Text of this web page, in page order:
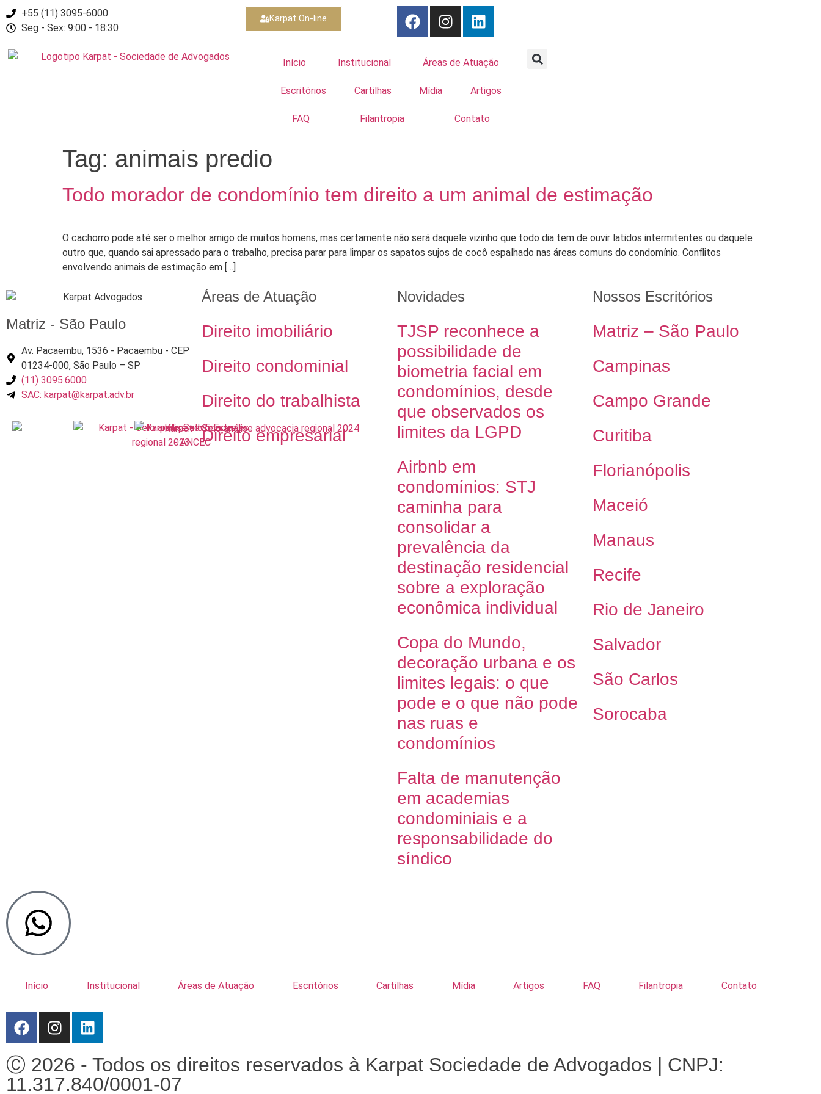
+55 (11) 3095-6000
Seg - Sex: 9:00 - 18:30
Karpat On-line
Início Institucional Áreas de Atuação
Escritórios Cartilhas Mídia Artigos
FAQ Filantropia Contato
Tag: animais predio
Todo morador de condomínio tem direito a um animal de estimação
O cachorro pode até ser o melhor amigo de muitos homens, mas certamente não será daquele vizinho que todo dia tem de ouvir latidos intermitentes ou daquele
outro que, quando sai apressado para o trabalho, precisa parar para limpar os sapatos sujos de cocô espalhado nas áreas comuns do condomínio. Conflitos
envolvendo animais de estimação em […]
Matriz - São Paulo
Av. Pacaembu, 1536 - Pacaembu - CEP
01234-000, São Paulo – SP
(11) 3095.6000
SAC: karpat@karpat.adv.br
Áreas de Atuação
Direito imobiliário
Direito condominial
Direito do trabalhista
Direito empresarial
Novidades
TJSP reconhece a
possibilidade de
biometria facial em
condomínios, desde
que observados os
limites da LGPD
Airbnb em
condomínios: STJ
caminha para
consolidar a
prevalência da
destinação residencial
sobre a exploração
econômica individual
Copa do Mundo,
decoração urbana e os
limites legais: o que
pode e o que não pode
nas ruas e
condomínios
Falta de manutenção
em academias
condominiais e a
responsabilidade do
síndico
Nossos Escritórios
Matriz – São Paulo
Campinas
Campo Grande
Curitiba
Florianópolis
Maceió
Manaus
Recife
Rio de Janeiro
Salvador
São Carlos
Sorocaba
Início Institucional Áreas de Atuação Escritórios Cartilhas Mídia Artigos FAQ Filantropia Contato
Ⓒ 2026 - Todos os direitos reservados à Karpat Sociedade de Advogados | CNPJ:
11.317.840/0001-07